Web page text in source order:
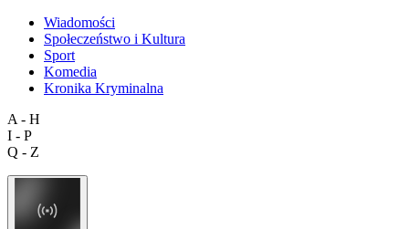
Wiadomości
Społeczeństwo i Kultura
Sport
Komedia
Kronika Kryminalna
A - H
I - P
Q - Z